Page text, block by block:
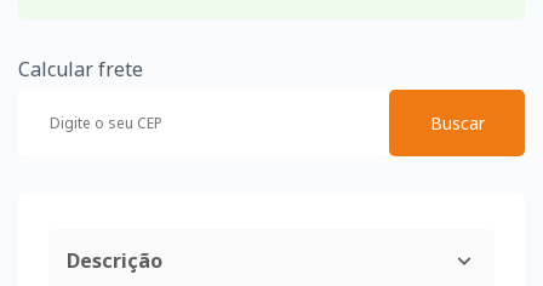
Calcular frete
Buscar
Descrição